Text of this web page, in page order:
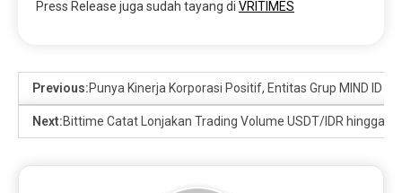
Press Release juga sudah tayang di VRITIMES
Previous:Punya Kinerja Korporasi Positif, Entitas Grup MIND ID
Next:Bittime Catat Lonjakan Trading Volume USDT/IDR hingga